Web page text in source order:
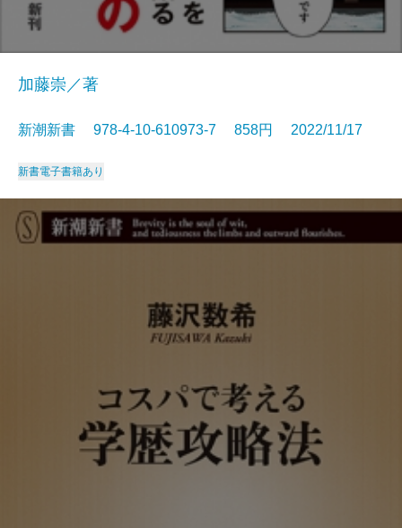
加藤崇／著
新潮新書 978-4-10-610973-7 858円 2022/11/17
新書電子書籍あり